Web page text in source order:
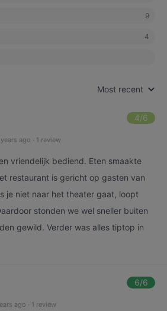
9
4
Most recent
4/6
ago · 1 review
vriendelijk bediend. Eten smaakte
restaurant is gericht op gasten van
je niet naar het theater gaat, loopt
stonden we wel sneller buiten
gewild. Verder was alles tiptop in
6/6
ago · 1 review